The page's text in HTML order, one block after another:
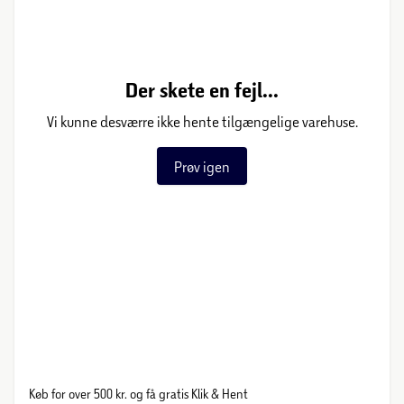
Der skete en fejl...
Vi kunne desværre ikke hente tilgængelige varehuse.
Prøv igen
Køb for over 500 kr. og få gratis Klik & Hent